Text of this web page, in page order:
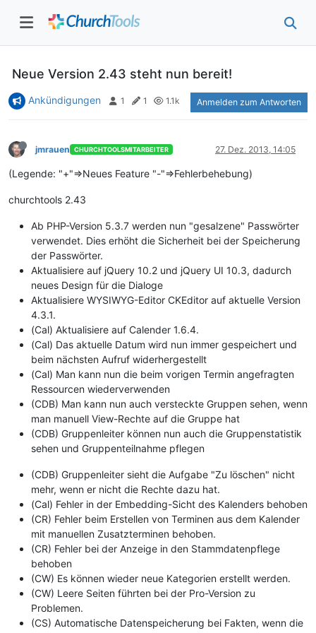
Neue Version 2.43 steht nun bereit!
Ankündigungen 1 1 1.1k Anmelden zum Antworten
jmrauen CHURCHTOOLSMITARBEITER 27. Dez. 2013, 14:05
(Legende: "+"=>Neues Feature "-"=>Fehlerbehebung)
churchtools 2.43
Ab PHP-Version 5.3.7 werden nun "gesalzene" Passwörter
verwendet. Dies erhöht die Sicherheit bei der Speicherung
der Passwörter.
Aktualisiere auf jQuery 10.2 und jQuery UI 10.3, dadurch
neues Design für die Dialoge
Aktualisiere WYSIWYG-Editor CKEditor auf aktuelle Version
4.3.1.
(Cal) Aktualisiere auf Calender 1.6.4.
(Cal) Das aktuelle Datum wird nun immer gespeichert und
beim nächsten Aufruf widerhergestellt
(Cal) Man kann nun die beim vorigen Termin angefragten
Ressourcen wiederverwenden
(CDB) Man kann nun auch versteckte Gruppen sehen, wenn
man manuell View-Rechte auf die Gruppe hat
(CDB) Gruppenleiter können nun auch die Gruppenstatistik
sehen und Gruppenteilnahme pflegen
(CDB) Gruppenleiter sieht die Aufgabe "Zu löschen" nicht
mehr, wenn er nicht die Rechte dazu hat.
(Cal) Fehler in der Embedding-Sicht des Kalenders behoben
(CR) Fehler beim Erstellen von Terminen aus dem Kalender
mit manuellen Zusatzterminen behoben.
(CR) Fehler bei der Anzeige in den Stammdatenpflege
behoben
(CW) Es können wieder neue Kategorien erstellt werden.
(CW) Leere Seiten führten bei der Pro-Version zu
Problemen.
(CS) Automatische Datenspeicherung bei Fakten, wenn die